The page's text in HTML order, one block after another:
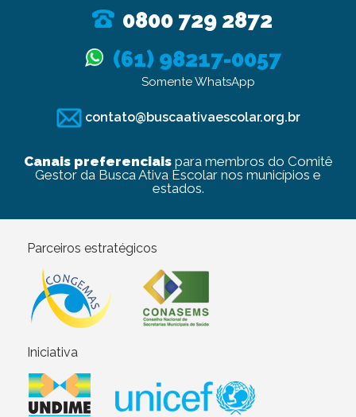
0800 729 2872
(61) 98217-0057
Somente WhatsApp
contato@buscaativaescolar.org.br
Canais preferenciaispara membros do Comitê
Gestor da Busca Ativa Escolar nos municípios e
estados.
Parceiros estratégicos
Iniciativa